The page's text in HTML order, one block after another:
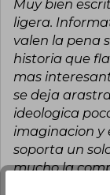
Muy bien
ligera.
valen la pena
historia que
mas
se deja
ideologica
imaginacion y
soporta un
mucho la